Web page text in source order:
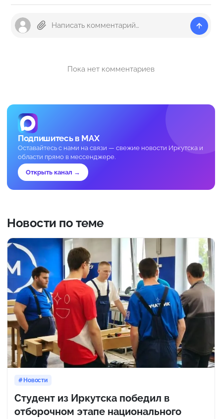
Пока нет комментариев
Подпишитесь в MAX
Оставайтесь с нами на связи — свежие новости Иркутска и
области прямо в мессенджере.
Открыть канал →
Новости по теме
Новости
Студент из Иркутска победил в
отборочном этапе национального